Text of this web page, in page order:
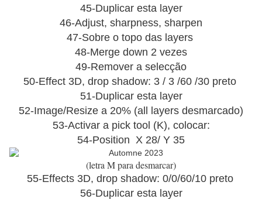
45-Duplicar esta layer
46-Adjust, sharpness, sharpen
47-Sobre o topo das layers
48-Merge down 2 vezes
49-Remover a selecção
50-Effect 3D, drop shadow: 3 / 3 /60 /30 preto
51-Duplicar esta layer
52-Image/Resize a 20% (all layers desmarcado)
53-Activar a pick tool (K), colocar:
54-Position X 28/ Y 35
(letra M para desmarcar)
55-Effects 3D, drop shadow: 0/0/60/10 preto
56-Duplicar esta layer